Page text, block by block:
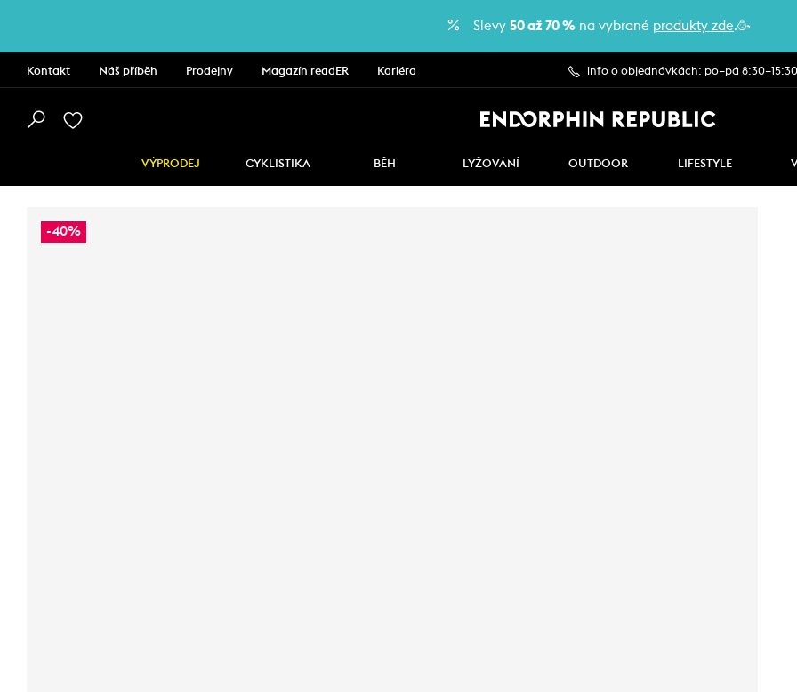
Slevy 50 až 70 % na vybrané produkty zde.🥳
Kontakt Náš příběh Prodejny Magazín readER Kariéra info o objednávkách: po–pá 8:30–15:30
VÝPRODEJ CYKLISTIKA BĚH LYŽOVÁNÍ OUTDOOR LIFESTYLE
-40%